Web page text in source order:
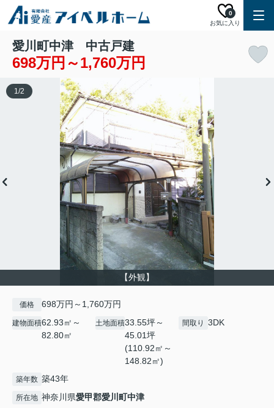
お気に入り
0
愛川町中津 中古戸建
698万円～1,760万円
【外観】
1/2
価格 698万円～1,760万円
建物面積62.93㎡～
82.80㎡
土地面積33.55坪～
45.01坪
(110.92㎡～
148.82㎡)
間取り 3DK
築年数 築43年
所在地 神奈川県愛甲郡愛川町中津